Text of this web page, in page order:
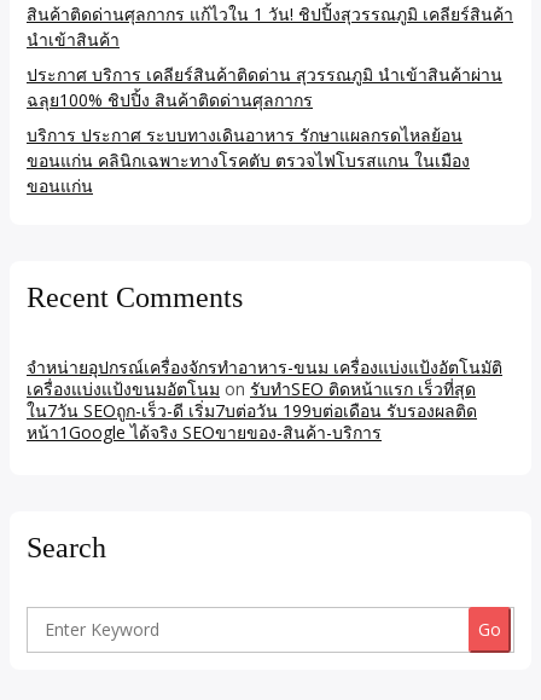
สินค้าติดด่านศุลกากร แก้ไวใน 1 วัน! ชิปปิ้งสุวรรณภูมิ เคลียร์สินค้า
นำเข้าสินค้า
ประกาศ บริการ เคลียร์สินค้าติดด่าน สุวรรณภูมิ นำเข้าสินค้าผ่าน
ฉลุย100% ชิปปิ้ง สินค้าติดด่านศุลกากร
บริการ ประกาศ ระบบทางเดินอาหาร รักษาแผลกรดไหลย้อน
ขอนแก่น คลินิกเฉพาะทางโรคตับ ตรวจไฟโบรสแกน ในเมือง
ขอนแก่น
Recent Comments
จำหน่ายอุปกรณ์เครื่องจักรทำอาหาร-ขนม เครื่องแบ่งแป้งอัตโนมัติ
เครื่องแบ่งแป้งขนมอัตโนม on รับทำSEO ติดหน้าแรก เร็วที่สุด
ใน7วัน SEOถูก-เร็ว-ดี เริ่ม7บต่อวัน 199บต่อเดือน รับรองผลติด
หน้า1Google ได้จริง SEOขายของ-สินค้า-บริการ
Search
Search